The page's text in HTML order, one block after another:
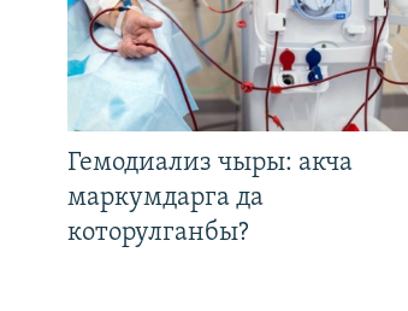
Гемодиализ чыры: акча
маркумдарга да
которулганбы?